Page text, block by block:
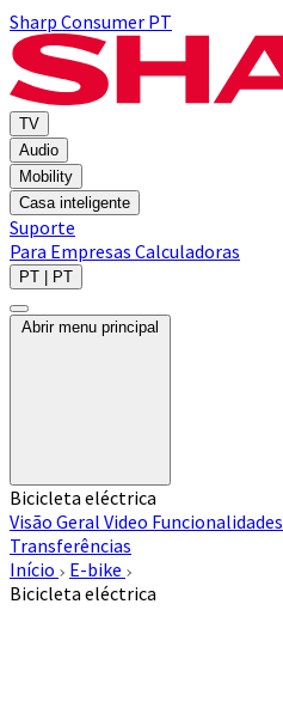
Sharp Consumer PT
TV
Audio
Mobility
Casa inteligente
Suporte
Para Empresas Calculadoras
PT | PT
Abrir menu principal
Bicicleta eléctrica
Visão Geral Video Funcionalidades
Transferências
Início
E-bike
Bicicleta eléctrica